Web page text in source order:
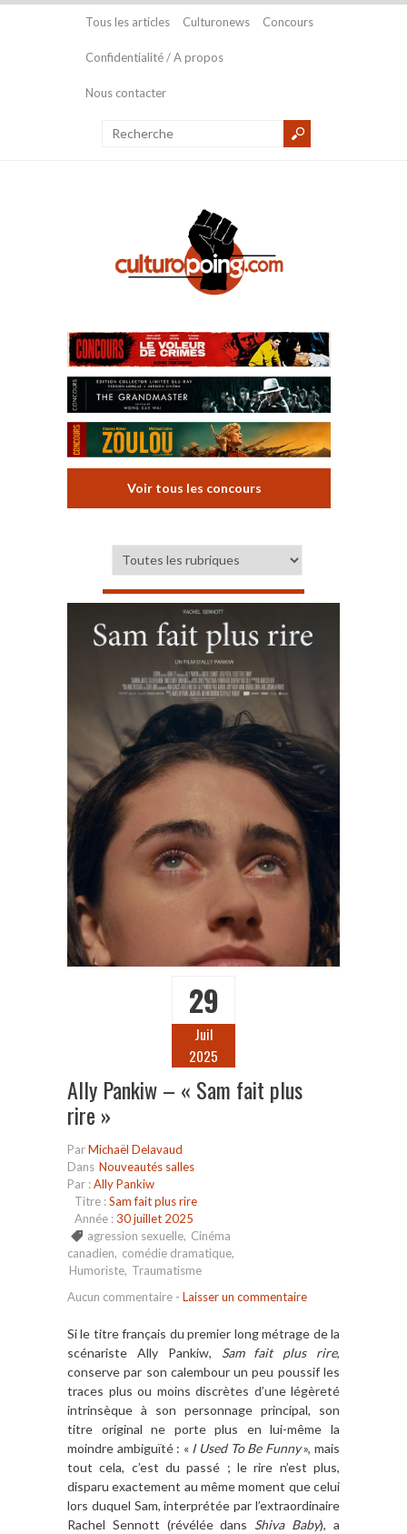
Tous les articles Culturonews Concours
Confidentialité / A propos
Nous contacter
Voir tous les concours
29
Juil
2025
Ally Pankiw – « Sam fait plus
rire »
ParMichaël Delavaud
Dans Nouveautés salles
Par :Ally Pankiw
Titre :Sam fait plus rire
Année :30 juillet 2025
agression sexuelle, Cinéma
canadien, comédie dramatique,
Humoriste, Traumatisme
Aucun commentaire - Laisser un commentaire
Si le titre français du premier long métrage de la
scénariste Ally Pankiw, Sam fait plus rire,
conserve par son calembour un peu poussif les
traces plus ou moins discrètes d’une légèreté
intrinsèque à son personnage principal, son
titre original ne porte plus en lui-même la
moindre ambiguïté : « I Used To Be Funny», mais
tout cela, c’est du passé ; le rire n’est plus,
disparu exactement au même moment que celui
lors duquel Sam, interprétée par l’extraordinaire
Rachel Sennott (révélée dans Shiva Baby), a